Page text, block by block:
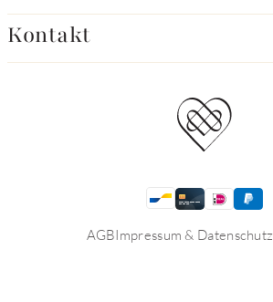
Kontakt
AGBImpressum & Datenschutz